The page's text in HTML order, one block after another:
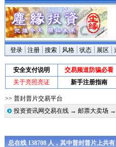
登录 注册 搜索 风格 状态 展区
安全支付说明 交易频道防骗必看
关于亮照亮证
新手注册指南
>> 普封普片交易平台
投资资讯网交易在线→ 邮票大卖场→
总在线 138708 人，其中普封普片上共